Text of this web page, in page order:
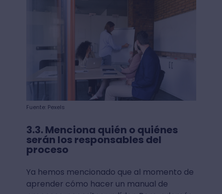
Fuente: Pexels
3.3. Menciona quién o quiénes
serán los responsables del
proceso
Ya hemos mencionado que al momento de
aprender cómo hacer un manual de